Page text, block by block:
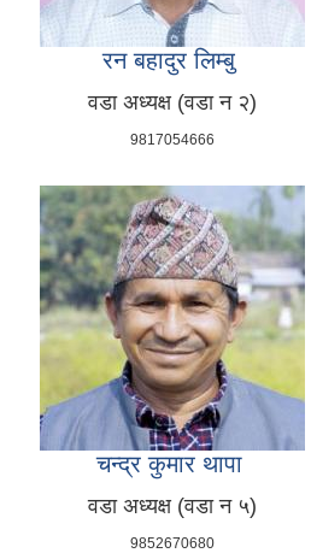
रन बहादुर लिम्बु
वडा अध्यक्ष (वडा न २)
9817054666
चन्द्र कुमार थापा
वडा अध्यक्ष (वडा न ५)
9852670680